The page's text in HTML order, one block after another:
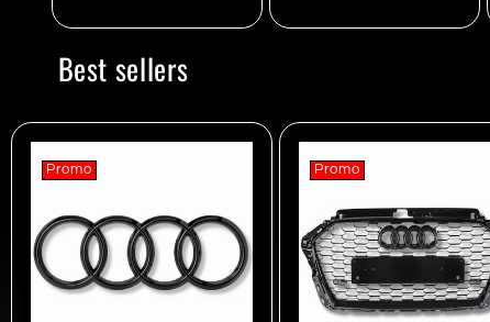
Best sellers
Promo Promo